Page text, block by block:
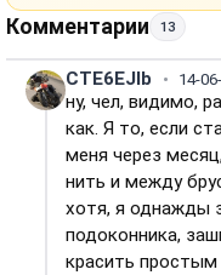
Комментарии 13
CTE6EJIb 14-
ну, чел, видимо,
как. Я то, если
меня через
нить и между
хотя, я однажды
подоконника,
красить